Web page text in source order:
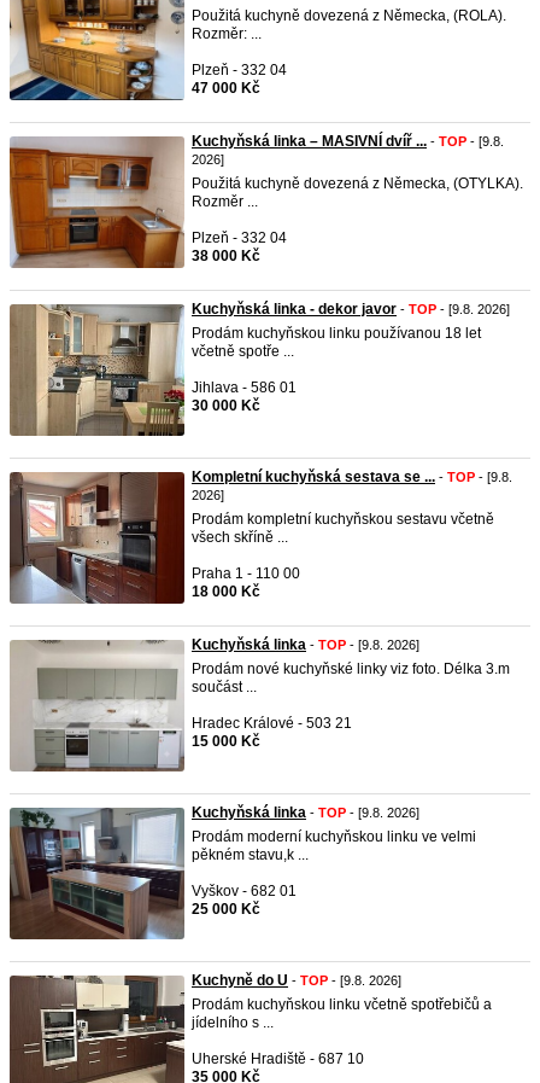
Použitá kuchyně dovezená z Německa, (ROLA).
Rozměr: ...
Plzeň - 332 04
47 000 Kč
Kuchyňská linka – MASIVNÍ dvíř ... - TOP - [9.8.
2026]
Použitá kuchyně dovezená z Německa, (OTYLKA).
Rozměr ...
Plzeň - 332 04
38 000 Kč
Kuchyňská linka - dekor javor - TOP - [9.8. 2026]
Prodám kuchyňskou linku používanou 18 let
včetně spotře ...
Jihlava - 586 01
30 000 Kč
Kompletní kuchyňská sestava se ... - TOP - [9.8.
2026]
Prodám kompletní kuchyňskou sestavu včetně
všech skříně ...
Praha 1 - 110 00
18 000 Kč
Kuchyňská linka - TOP - [9.8. 2026]
Prodám nové kuchyňské linky viz foto. Délka 3.m
součást ...
Hradec Králové - 503 21
15 000 Kč
Kuchyňská linka - TOP - [9.8. 2026]
Prodám moderní kuchyňskou linku ve velmi
pěkném stavu,k ...
Vyškov - 682 01
25 000 Kč
Kuchyně do U - TOP - [9.8. 2026]
Prodám kuchyňskou linku včetně spotřebičů a
jídelního s ...
Uherské Hradiště - 687 10
35 000 Kč